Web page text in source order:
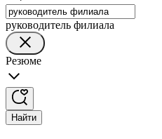
руководитель филиала
Резюме
Найти